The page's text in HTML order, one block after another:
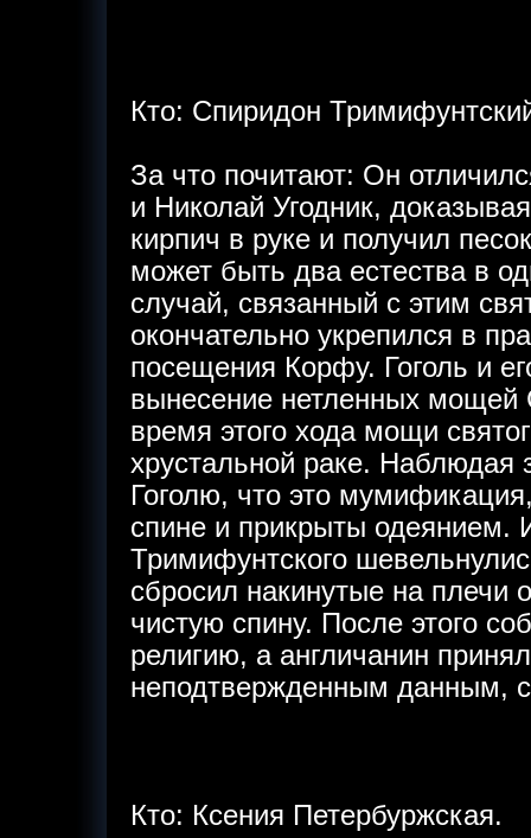
Кто: Спиридон
За что почитают: Он
и Николай Угодник,
кирпич в руке и получил
может быть два естества в
случай, связанный с этим
окончательно укрепился в
посещения Корфу. Гоголь и
вынесение нетленных мощей
время этого хода мощи
хрустальной раке. Наблюдая
Гоголю, что это
спине и прикрыты
Тримифунтского
сбросил накинутые на плечи
чистую спину. После этого
религию, а англичанин
неподтвержденным данным,
Кто: Ксения Петербуржская.